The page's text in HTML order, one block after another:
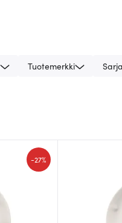
Tuotemerkki
-27%